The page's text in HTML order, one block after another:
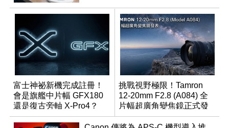
富士神祕新機完成註冊！
會是旗艦中片幅 GFX180
還是復古旁軸 X-Pro4？
挑戰視野極限！Tamron
12-20mm F2.8 (A084) 全
片幅超廣角變焦鏡正式發
表